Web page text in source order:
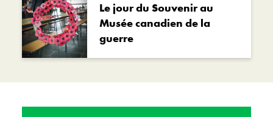
Le jour du Souvenir au
Musée canadien de la
guerre